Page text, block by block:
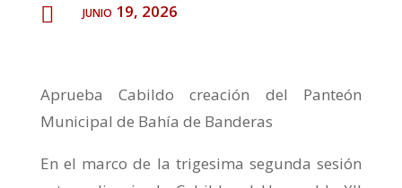
 junio 19, 2026
Aprueba Cabildo creación del Panteón
Municipal de Bahía de Banderas
En el marco de la trigesima segunda sesión